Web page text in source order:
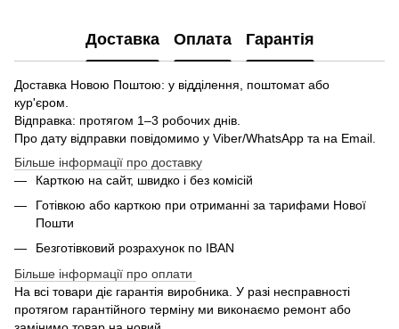
Доставка Оплата Гарантія
Доставка Новою Поштою: у відділення, поштомат або
кур'єром.
Відправка: протягом 1–3 робочих днів.
Про дату відправки повідомимо у Viber/WhatsApp та на Email.
Більше інформації про доставку
Карткою на сайт, швидко і без комісій
Готівкою або карткою при отриманні за тарифами Нової
Пошти
Безготівковий розрахунок по IBAN
Більше інформації про оплати
На всі товари діє гарантія виробника. У разі несправності
протягом гарантійного терміну ми виконаємо ремонт або